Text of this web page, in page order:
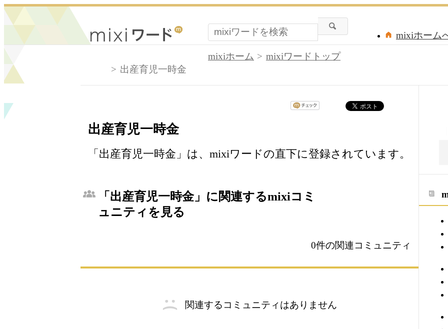
mixiホーム
mixiホーム
mixiワードトップ
出産育児一時金
出産育児一時金
「出産育児一時金」は、mixiワードの直下に登録されています。
「出産育児一時金」に関連するmixiコミ
ュニティを見る
0件の関連コミュニティ
関連するコミュニティはありません